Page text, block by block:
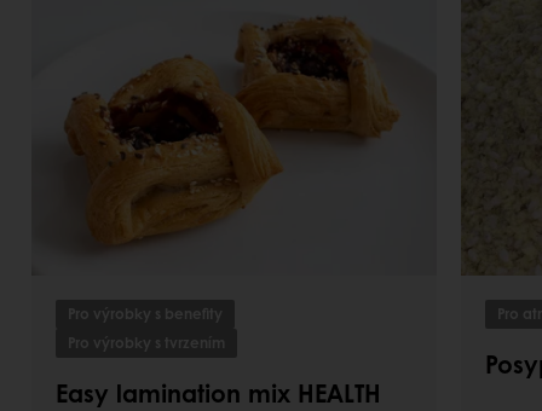
Pro výrobky s benefity
Pro výrobky s tvrzením
Easy lamination mix HEALTH
Pro